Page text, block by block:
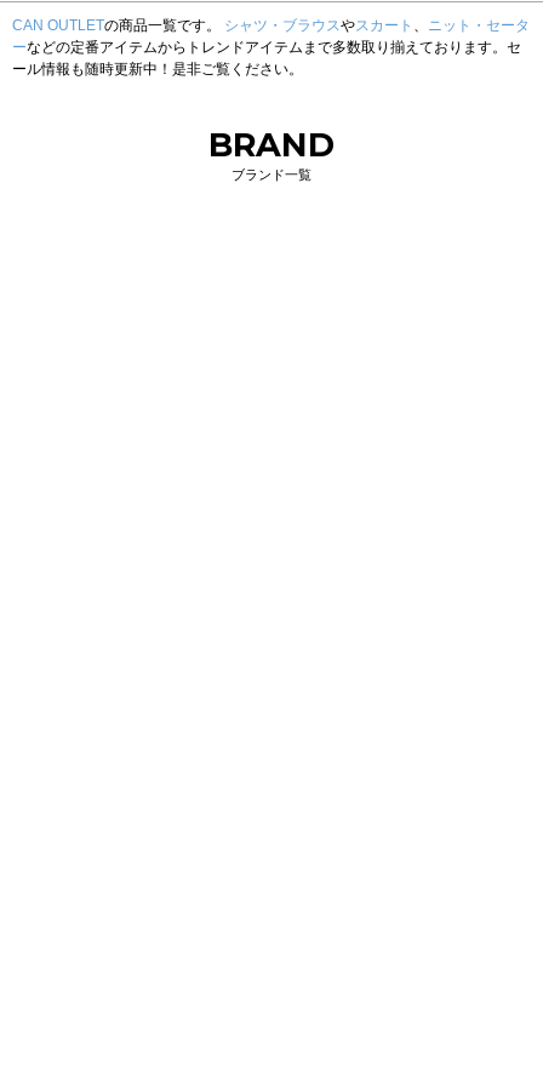
CAN OUTLETの商品一覧です。 シャツ・ブラウスやスカート 、 ニット・セータ
ーなどの定番アイテムからトレンドアイテムまで多数取り揃えております。セ
ール情報も随時更新中！是非ご覧ください。
BRAND
ブランド一覧